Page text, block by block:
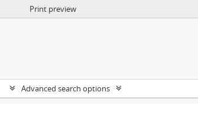
Print preview
Advanced search options